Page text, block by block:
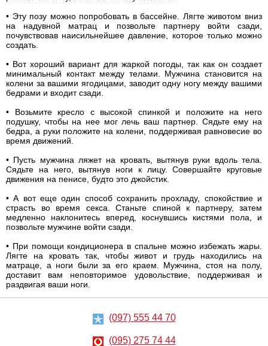
• Эту позу можно попробовать в бассейне. Лягте животом вниз
на надувной матрац и позвольте партнеру войти сзади,
почувствовав наисильнейшее давление, которое только можно
создать.
• Вот хороший вариант для жаркой погоды, так как он создает
минимальный контакт между телами. Мужчина становится на
колени за вашими ягодицами, заводит одну ногу между вашими
бедрами и входит сзади.
• Возьмите кресло с высокой спинкой и положите на него
подушку, чтобы на нее мог лечь ваш партнер. Сядьте ему на
бедра, а руки положите на колени, поддерживая равновесие во
время движений.
• Пусть мужчина ляжет на кровать, вытянув руки вдоль тела.
Сядьте на него, вытянув ноги к лицу. Совершайте круговые
движения на пенисе, будто это джойстик.
• А вот еще один способ сохранить прохладу, спокойствие и
страсть во время секса. Станьте спиной к партнеру, затем
медленно наклонитесь вперед, коснувшись кистями пола, и
позвольте мужчине войти сзади.
• При помощи кондиционера в спальне можно избежать жары.
Лягте на кровать так, чтобы живот и грудь находились на
матраце, а ноги были за его краем. Мужчина, стоя на полу,
доставит вам неповторимое удовольствие, поддерживая и
раздвигая ваши ноги.
(097) 555 44 70
(095) 275 74 44